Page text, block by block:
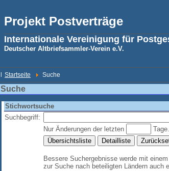
Projekt Postverträge
Internationale Vereinigung für
Deutscher Altbriefsammler-Verein e.V.
Startseite Suche
Suche
Stichwortsuche
Suchbegriff:
Nur Änderungen der letzten
Tage.
Bessere Suchergebnisse werde mit
zur Suche nach beteiligten Ländern auch